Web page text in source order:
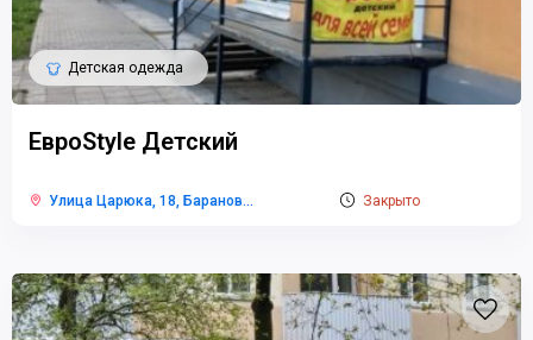
ЕвроStyle Детский
Детская одежда
Улица Царюка, 18, Баранов... Закрыто